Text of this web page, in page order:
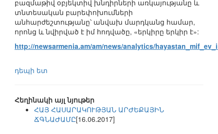
բազմաթիվ օբյեկտիվ խնդիրների առկայությանը և
տնտեսական բարեփոխումների
անհարժեշտությանը՝ անվախ մարդկանց համար,
որոնց և նվիրված է իմ հոդվածը, «երկիրը երկիր է»:
http://newsarmenia.am/am/news/analytics/
դեպի ետ
Հեղինակի այլ նյութեր
ՀԱՅ ՀԱՍԱՐԱԿՈՒԹՅԱՆ ԱՐԺԵՔԱՅԻՆ
ՃԳՆԱԺԱՄԸ[16.06.2017]